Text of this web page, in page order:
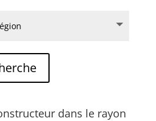
dans le rayon